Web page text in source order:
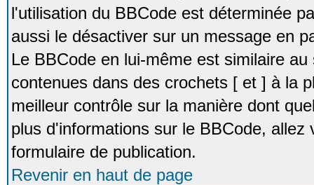
l'utilisation du BBCode est déterminée
aussi le désactiver sur un message en
Le BBCode en lui-même est similaire
contenues dans des crochets [ et ] à la
meilleur contrôle sur la manière dont
plus d'informations sur le BBCode,
formulaire de publication.
Revenir en haut de page